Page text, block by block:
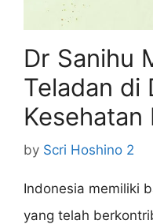
Dr Sanihu
Teladan di
Kesehatan
by Scri Hoshino 2
Indonesia memiliki
yang telah